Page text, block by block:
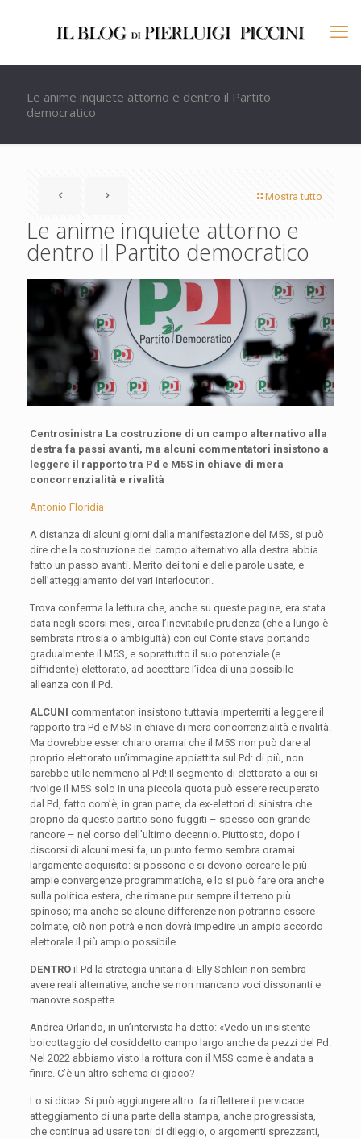
Le anime inquiete attorno e dentro il Partito
democratico
Mostra tutto
Le anime inquiete attorno e
dentro il Partito democratico
Centrosinistra La costruzione di un campo alternativo alla
destra fa passi avanti, ma alcuni commentatori insistono a
leggere il rapporto tra Pd e M5S in chiave di mera
concorrenzialità e rivalità
Antonio Floridia
A distanza di alcuni giorni dalla manifestazione del M5S, si può
dire che la costruzione del campo alternativo alla destra abbia
fatto un passo avanti. Merito dei toni e delle parole usate, e
dell’atteggiamento dei vari interlocutori.
Trova conferma la lettura che, anche su queste pagine, era stata
data negli scorsi mesi, circa l’inevitabile prudenza (che a lungo è
sembrata ritrosia o ambiguità) con cui Conte stava portando
gradualmente il M5S, e soprattutto il suo potenziale (e
diffidente) elettorato, ad accettare l’idea di una possibile
alleanza con il Pd.
ALCUNI commentatori insistono tuttavia imperterriti a leggere il
rapporto tra Pd e M5S in chiave di mera concorrenzialità e rivalità.
Ma dovrebbe esser chiaro oramai che il M5S non può dare al
proprio elettorato un’immagine appiattita sul Pd: di più, non
sarebbe utile nemmeno al Pd! Il segmento di elettorato a cui si
rivolge il M5S solo in una piccola quota può essere recuperato
dal Pd, fatto com’è, in gran parte, da ex-elettori di sinistra che
proprio da questo partito sono fuggiti – spesso con grande
rancore – nel corso dell’ultimo decennio. Piuttosto, dopo i
discorsi di alcuni mesi fa, un punto fermo sembra oramai
largamente acquisito: si possono e si devono cercare le più
ampie convergenze programmatiche, e lo si può fare ora anche
sulla politica estera, che rimane pur sempre il terreno più
spinoso; ma anche se alcune differenze non potranno essere
colmate, ciò non potrà e non dovrà impedire un ampio accordo
elettorale il più ampio possibile.
DENTROil Pd la strategia unitaria di Elly Schlein non sembra
avere reali alternative, anche se non mancano voci dissonanti e
manovre sospette.
Andrea Orlando, in un’intervista ha detto: «Vedo un insistente
boicottaggio del cosiddetto campo largo anche da pezzi del Pd.
Nel 2022 abbiamo visto la rottura con il M5S come è andata a
finire. C’è un altro schema di gioco?
Lo si dica». Si può aggiungere altro: fa riflettere il pervicace
atteggiamento di una parte della stampa, anche progressista,
che continua ad usare toni di dileggio, o argomenti sprezzanti,